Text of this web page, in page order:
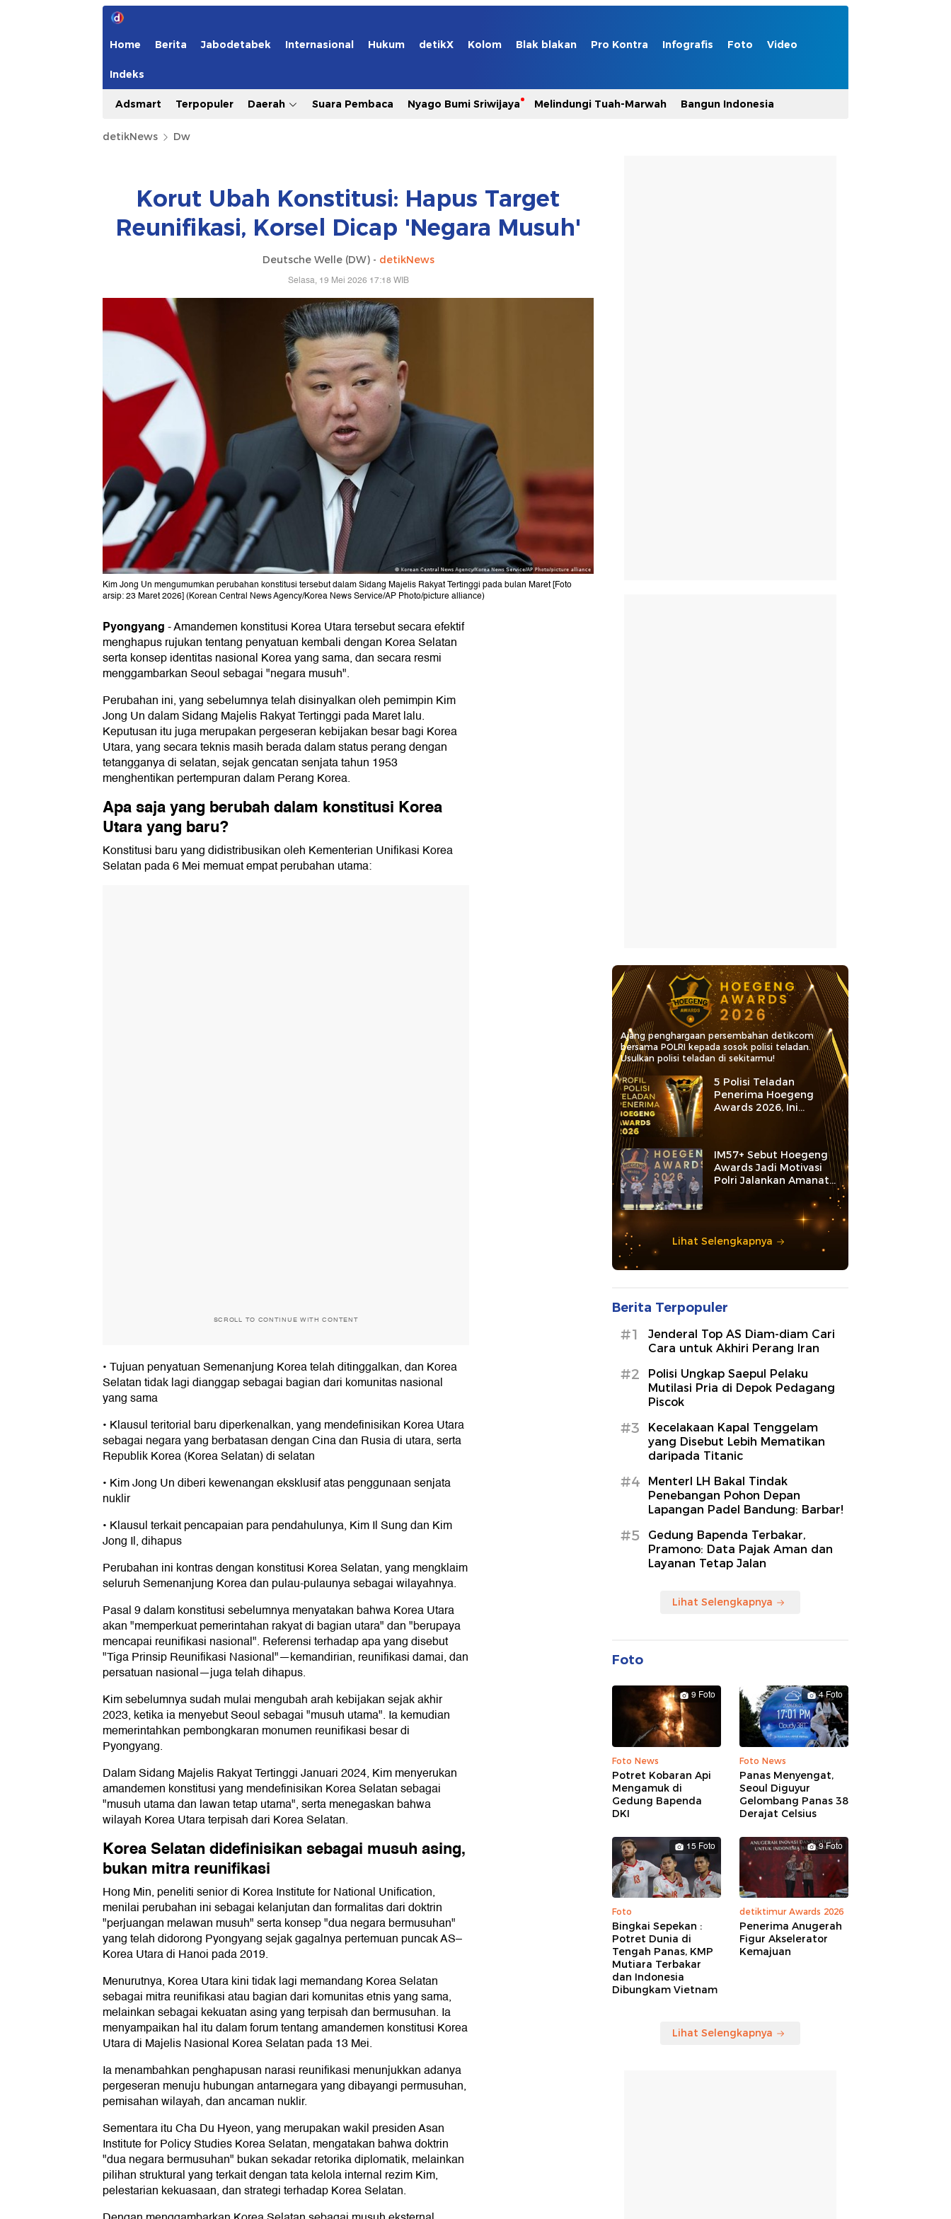
Home Berita Jabodetabek Internasional Hukum detikX Kolom Blak blakan Pro Kontra Infografis Foto Video
Indeks
Adsmart Terpopuler Daerah Suara Pembaca Nyago Bumi Sriwijaya Melindungi Tuah-Marwah Bangun Indonesia
detikNews Dw
Korut Ubah Konstitusi: Hapus Target
Reunifikasi, Korsel Dicap 'Negara Musuh'
Deutsche Welle (DW) - detikNews
Selasa, 19 Mei 2026 17:18 WIB
Kim Jong Un mengumumkan perubahan konstitusi tersebut dalam Sidang Majelis Rakyat Tertinggi pada bulan Maret [Foto
arsip: 23 Maret 2026] (Korean Central News Agency/Korea News Service/AP Photo/picture alliance)
Pyongyang-Amandemen konstitusi Korea Utara tersebut secara efektif
menghapus rujukan tentang penyatuan kembali dengan Korea Selatan
serta konsep identitas nasional Korea yang sama, dan secara resmi
menggambarkan Seoul sebagai "negara musuh".
Perubahan ini, yang sebelumnya telah disinyalkan oleh pemimpin Kim
Jong Un dalam Sidang Majelis Rakyat Tertinggi pada Maret lalu.
Keputusan itu juga merupakan pergeseran kebijakan besar bagi Korea
Utara, yang secara teknis masih berada dalam status perang dengan
tetangganya di selatan, sejak gencatan senjata tahun 1953
menghentikan pertempuran dalam Perang Korea.
Apa saja yang berubah dalam konstitusi Korea
Utara yang baru?
Konstitusi baru yang didistribusikan oleh Kementerian Unifikasi Korea
Selatan pada 6 Mei memuat empat perubahan utama:
SCROLL TO CONTINUE WITH CONTENT
• Tujuan penyatuan Semenanjung Korea telah ditinggalkan, dan Korea
Selatan tidak lagi dianggap sebagai bagian dari komunitas nasional
yang sama
• Klausul teritorial baru diperkenalkan, yang mendefinisikan Korea Utara
sebagai negara yang berbatasan dengan Cina dan Rusia di utara, serta
Republik Korea (Korea Selatan) di selatan
• Kim Jong Un diberi kewenangan eksklusif atas penggunaan senjata
nuklir
• Klausul terkait pencapaian para pendahulunya, Kim Il Sung dan Kim
Jong Il, dihapus
Perubahan ini kontras dengan konstitusi Korea Selatan, yang mengklaim
seluruh Semenanjung Korea dan pulau-pulaunya sebagai wilayahnya.
Pasal 9 dalam konstitusi sebelumnya menyatakan bahwa Korea Utara
akan "memperkuat pemerintahan rakyat di bagian utara" dan "berupaya
mencapai reunifikasi nasional". Referensi terhadap apa yang disebut
"Tiga Prinsip Reunifikasi Nasional"—kemandirian, reunifikasi damai, dan
persatuan nasional—juga telah dihapus.
Kim sebelumnya sudah mulai mengubah arah kebijakan sejak akhir
2023, ketika ia menyebut Seoul sebagai "musuh utama". Ia kemudian
memerintahkan pembongkaran monumen reunifikasi besar di
Pyongyang.
Dalam Sidang Majelis Rakyat Tertinggi Januari 2024, Kim menyerukan
amandemen konstitusi yang mendefinisikan Korea Selatan sebagai
"musuh utama dan lawan tetap utama", serta menegaskan bahwa
wilayah Korea Utara terpisah dari Korea Selatan.
Korea Selatan didefinisikan sebagai musuh asing,
bukan mitra reunifikasi
Hong Min, peneliti senior di Korea Institute for National Unification,
menilai perubahan ini sebagai kelanjutan dan formalitas dari doktrin
"perjuangan melawan musuh" serta konsep "dua negara bermusuhan"
yang telah didorong Pyongyang sejak gagalnya pertemuan puncak AS–
Korea Utara di Hanoi pada 2019.
Menurutnya, Korea Utara kini tidak lagi memandang Korea Selatan
sebagai mitra reunifikasi atau bagian dari komunitas etnis yang sama,
melainkan sebagai kekuatan asing yang terpisah dan bermusuhan. Ia
menyampaikan hal itu dalam forum tentang amandemen konstitusi Korea
Utara di Majelis Nasional Korea Selatan pada 13 Mei.
Ia menambahkan penghapusan narasi reunifikasi menunjukkan adanya
pergeseran menuju hubungan antarnegara yang dibayangi permusuhan,
pemisahan wilayah, dan ancaman nuklir.
Sementara itu Cha Du Hyeon, yang merupakan wakil presiden Asan
Institute for Policy Studies Korea Selatan, mengatakan bahwa doktrin
"dua negara bermusuhan" bukan sekadar retorika diplomatik, melainkan
pilihan struktural yang terkait dengan tata kelola internal rezim Kim,
pelestarian kekuasaan, dan strategi terhadap Korea Selatan.
Ajang penghargaan persembahan detikcom
bersama POLRI kepada sosok polisi teladan.
Usulkan polisi teladan di sekitarmu!
5 Polisi Teladan
Penerima Hoegeng
Awards 2026, Ini
Kategori dan Kiprahnya
IM57+ Sebut Hoegeng
Awards Jadi Motivasi
Polri Jalankan Amanat
Lihat Selengkapnya
Berita Terpopuler
#1
Jenderal Top AS Diam-diam Cari
Cara untuk Akhiri Perang Iran
#2
Polisi Ungkap Saepul Pelaku
Mutilasi Pria di Depok Pedagang
Piscok
#3
Kecelakaan Kapal Tenggelam
yang Disebut Lebih Mematikan
daripada Titanic
#4
MenterI LH Bakal Tindak
Penebangan Pohon Depan
Lapangan Padel Bandung: Barbar!
#5
Gedung Bapenda Terbakar,
Pramono: Data Pajak Aman dan
Layanan Tetap Jalan
Lihat Selengkapnya
Foto
9 Foto
Foto News
Potret Kobaran Api
Mengamuk di
Gedung Bapenda
DKI
4 Foto
Foto News
Panas Menyengat,
Seoul Diguyur
Gelombang Panas 38
Derajat Celsius
15 Foto
Foto
Bingkai Sepekan :
Potret Dunia di
Tengah Panas, KMP
Mutiara Terbakar
dan Indonesia
Dibungkam Vietnam
9 Foto
detiktimur Awards 2026
Penerima Anugerah
Figur Akselerator
Kemajuan
Lihat Selengkapnya